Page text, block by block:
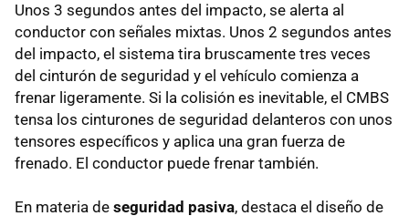
Unos 3 segundos antes del impacto, se alerta al
conductor con señales mixtas. Unos 2 segundos antes
del impacto, el sistema tira bruscamente tres veces
del cinturón de seguridad y el vehículo comienza a
frenar ligeramente. Si la colisión es inevitable, el CMBS
tensa los cinturones de seguridad delanteros con unos
tensores específicos y aplica una gran fuerza de
frenado. El conductor puede frenar también.
En materia de seguridad pasiva, destaca el diseño de